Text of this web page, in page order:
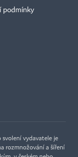
podmínky
svolení vydavatele je
rozmnožování a šíření